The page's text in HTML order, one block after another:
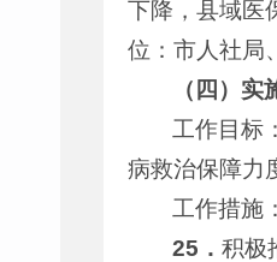
下降，县域医
位：市人社局
（四）
工作目标
病救治保障力
工作措施：
25 ．积极